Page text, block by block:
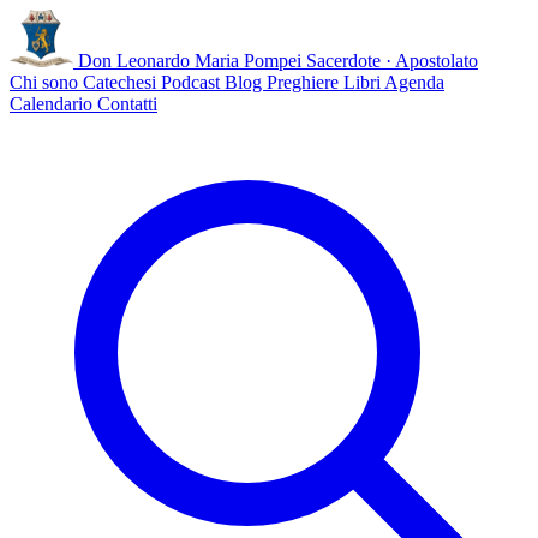
Don Leonardo Maria Pompei Sacerdote · Apostolato
Chi sono Catechesi Podcast Blog Preghiere Libri Agenda
Calendario Contatti